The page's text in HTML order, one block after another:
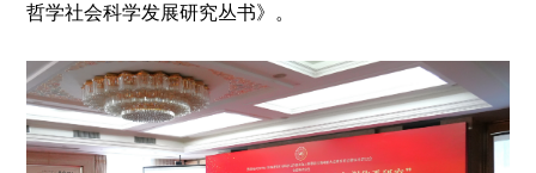
哲学社会科学发展研究丛书》。